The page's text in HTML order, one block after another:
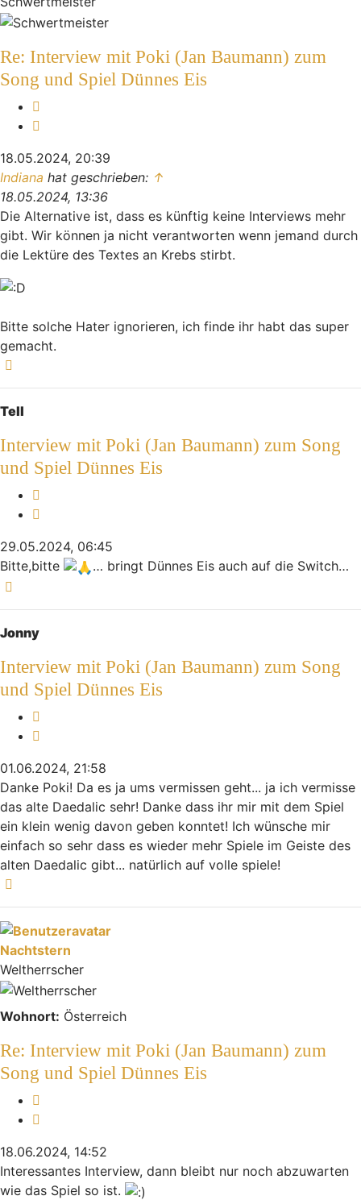
Re: Interview mit Poki (Jan Baumann) zum
Song und Spiel Dünnes Eis
18.05.2024, 20:39
Indiana hat geschrieben: ↑
18.05.2024, 13:36
Die Alternative ist, dass es künftig keine Interviews mehr
gibt. Wir können ja nicht verantworten wenn jemand durch
die Lektüre des Textes an Krebs stirbt.
Bitte solche Hater ignorieren, ich finde ihr habt das super
gemacht.
Tell
Interview mit Poki (Jan Baumann) zum Song
und Spiel Dünnes Eis
29.05.2024, 06:45
Bitte,bitte
… bringt Dünnes Eis auch auf die Switch…
Jonny
Interview mit Poki (Jan Baumann) zum Song
und Spiel Dünnes Eis
01.06.2024, 21:58
Danke Poki! Da es ja ums vermissen geht... ja ich vermisse
das alte Daedalic sehr! Danke dass ihr mir mit dem Spiel
ein klein wenig davon geben konntet! Ich wünsche mir
einfach so sehr dass es wieder mehr Spiele im Geiste des
alten Daedalic gibt... natürlich auf volle spiele!
Nachtstern
Weltherrscher
Wohnort: Österreich
Re: Interview mit Poki (Jan Baumann) zum
Song und Spiel Dünnes Eis
18.06.2024, 14:52
Interessantes Interview, dann bleibt nur noch abzuwarten
wie das Spiel so ist.